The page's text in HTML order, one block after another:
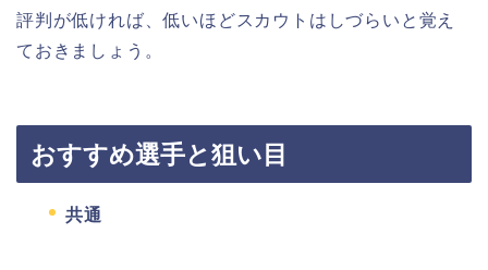
評判が低ければ、低いほどスカウトはしづらいと覚え
ておきましょう。
おすすめ選手と狙い目
共通